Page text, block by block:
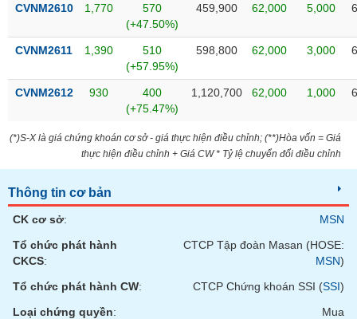
CVNM2610 1,770
570
(+47.50%)
459,900 62,000 5,000
CVNM2611 1,390
510
(+57.95%)
598,800 62,000 3,000
CVNM2612 930
400
(+75.47%)
1,120,700 62,000 1,000
(*)S-X là giá chứng khoán cơ sở - giá thực hiện điều chỉnh; (**)Hòa vốn = Giá
thực hiện điều chỉnh + Giá CW * Tỷ lệ chuyển đổi điều chỉnh
Thông tin cơ bản
CK cơ sở:
MSN
Tổ chức phát hành
CKCS:
CTCP Tập đoàn Masan (HOSE:
MSN)
Tổ chức phát hành CW: CTCP Chứng khoán SSI (SSI)
Loại chứng quyền:
Mua
ngữ
(-)
Dịch
tạo
tài